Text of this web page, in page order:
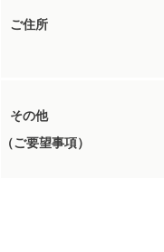
ご住所
その他
（ご要望事項）